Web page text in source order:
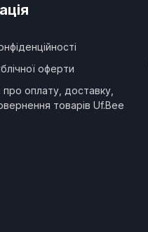
оферти
про оплату, доставку,
товарів Uf.Bee